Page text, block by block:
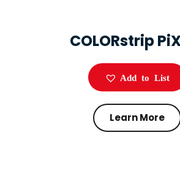
COLORstrip
Add to List
Learn More